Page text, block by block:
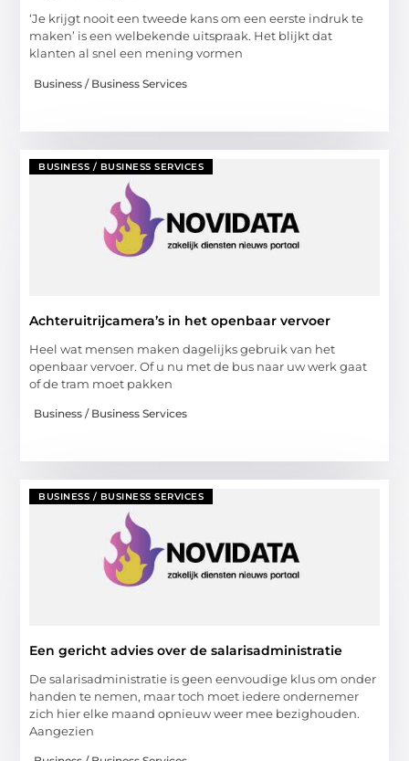
‘Je krijgt nooit een tweede kans om een eerste indruk te
maken’ is een welbekende uitspraak. Het blijkt dat
klanten al snel een mening vormen
Business / Business Services
BUSINESS / BUSINESS SERVICES
Achteruitrijcamera’s in het openbaar vervoer
Heel wat mensen maken dagelijks gebruik van het
openbaar vervoer. Of u nu met de bus naar uw werk gaat
of de tram moet pakken
Business / Business Services
BUSINESS / BUSINESS SERVICES
Een gericht advies over de salarisadministratie
De salarisadministratie is geen eenvoudige klus om onder
handen te nemen, maar toch moet iedere ondernemer
zich hier elke maand opnieuw weer mee bezighouden.
Aangezien